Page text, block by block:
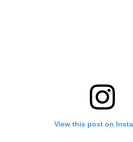
View this post on